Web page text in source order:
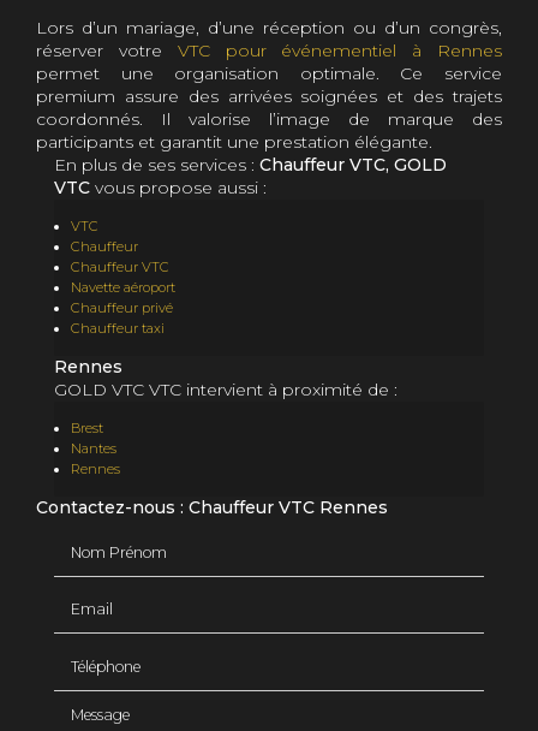
Lors d’un mariage, d’une réception ou d’un congrès,
réserver votre VTC pour événementiel à Rennes
permet une organisation optimale. Ce service
premium assure des arrivées soignées et des trajets
coordonnés. Il valorise l’image de marque des
participants et garantit une prestation élégante.
En plus de ses services : Chauffeur VTC, GOLD
VTC vous propose aussi :
VTC
Chauffeur
Chauffeur VTC
Navette aéroport
Chauffeur privé
Chauffeur taxi
Rennes
GOLD VTC VTC intervient à proximité de :
Brest
Nantes
Rennes
Contactez-nous : Chauffeur VTC Rennes
Message